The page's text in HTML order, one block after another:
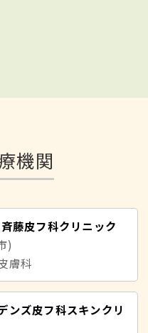
機関
藤皮フ科クリニック
)
膚科
ンズ皮フ科スキンクリ